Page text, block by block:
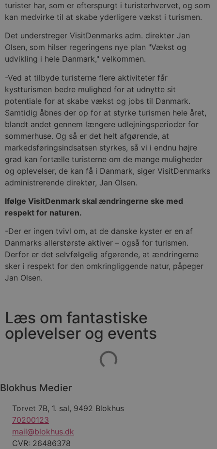
turister har, som er efterspurgt i turisterhvervet, og som
kan medvirke til at skabe yderligere vækst i turismen.
Det understreger VisitDenmarks adm. direktør Jan
Olsen, som hilser regeringens nye plan "Vækst og
udvikling i hele Danmark," velkommen.
-Ved at tilbyde turisterne flere aktiviteter får
kystturismen bedre mulighed for at udnytte sit
potentiale for at skabe vækst og jobs til Danmark.
Samtidig åbnes der op for at styrke turismen hele året,
blandt andet gennem længere udlejningsperioder for
sommerhuse. Og så er det helt afgørende, at
markedsføringsindsatsen styrkes, så vi i endnu højre
grad kan fortælle turisterne om de mange muligheder
og oplevelser, de kan få i Danmark, siger VisitDenmarks
administrerende direktør, Jan Olsen.
Ifølge VisitDenmark skal ændringerne ske med
respekt for naturen.
-Der er ingen tvivl om, at de danske kyster er en af
Danmarks allerstørste aktiver – også for turismen.
Derfor er det selvfølgelig afgørende, at ændringerne
sker i respekt for den omkringliggende natur, påpeger
Jan Olsen.
Læs om fantastiske
oplevelser og events
Blokhus Medier
Torvet 7B, 1. sal, 9492 Blokhus
70200123
mail@blokhus.dk
CVR: 26486378